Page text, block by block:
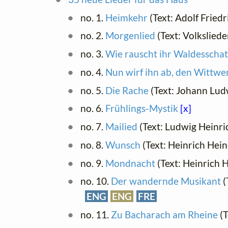
no. 1. Heimkehr (Text: Adolf
no. 2. Morgenlied (Text:
no. 3. Wie rauscht ihr
no. 4. Nun wirf ihn ab, den
no. 5. Die Rache(Text: Johann
no. 6. Frühlings-Mystik [x]
no. 7. Mailied (Text: Ludwig
no. 8. Wunsch (Text: Heinrich
no. 9. Mondnacht(Text: Heinrich
no. 10. Der wandernde Musikant
ENG ENG
FRE
no. 11. Zu Bacharach am Rheine